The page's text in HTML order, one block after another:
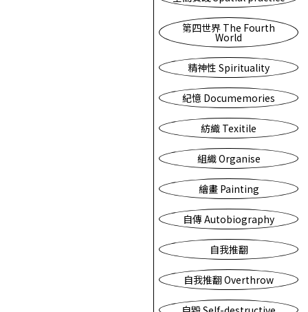
第四世界 The Fourth
World
精神性 Spirituality
紀憶 Documemories
紡織 Texitile
組織 Organise
繪畫 Painting
自傳 Autobiography
自我推翻
自我推翻 Overthrow